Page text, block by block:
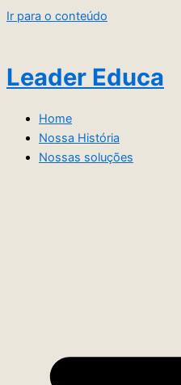
Ir para o conteúdo
Leader Educa
Home
Nossa História
Nossas soluções